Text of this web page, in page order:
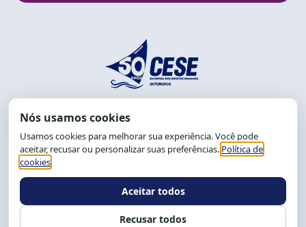
End.: R. da Graça, 150. Graça
CEP: 40.150-055
Salvador-BA, Brasil.
Tel.: (71) 2104-5457, Cel.: (71) 9 9239-2104 ou 2105
Expediente: 8h às 12h e 13 às 17h.